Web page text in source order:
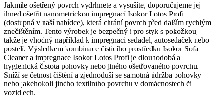
Jakmile ošetřený povrch vydrhnete a vysušíte, doporučujeme jej
ihned ošetřit nanometrickou impregnací Isokor Lotos Profi
(dostupná v naší nabídce), která chrání povrch před dalším rychlým
znečištěním. Tento výrobek je bezpečný i pro styk s pokožkou,
takže je vhodný například k impregnaci sedadel, autosedaček nebo
postelí. Výsledkem kombinace čisticího prostředku Isokor Sofa
Cleaner a impregnace Isokor Lotos Profi je dlouhodobá a
hygienická čistota pohovky nebo jiného ošetřovaného povrchu.
Sníží se četnost čištění a zjednoduší se samotná údržba pohovky
nebo jakéhokoli jiného textilního povrchu v domácnostech či
vozidlech.